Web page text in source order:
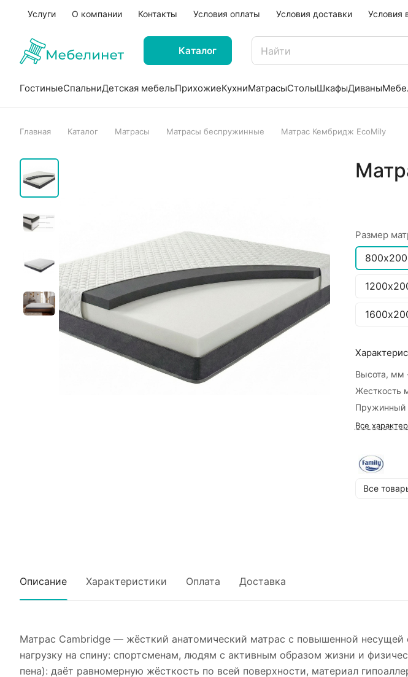
Услуги О компании Контакты Условия оплаты Условия доставки Условия
Каталог
ГостиныеСпальниДетская мебельПрихожиеКухниМатрасыСтолыШкафыДиваны
Главная Каталог Матрасы Матрасы беспружинные Матрас Кембридж EcoMily
Размер
Высота, мм
Жесткость
Пружинный
Все
Все
Описание Характеристики Оплата Доставка
Матрас Cambridge — жёсткий анатомический матрас с повышенной
нагрузку на спину: спортсменам, людям с активным образом жизни и
пена): даёт равномерную жёсткость по всей поверхности, материал